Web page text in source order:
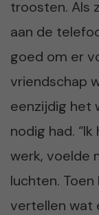
troosten. Als
aan de
goed om er
vriendschap
eenzijdig het
nodig had.
werk, voelde
luchten.
vertellen wat